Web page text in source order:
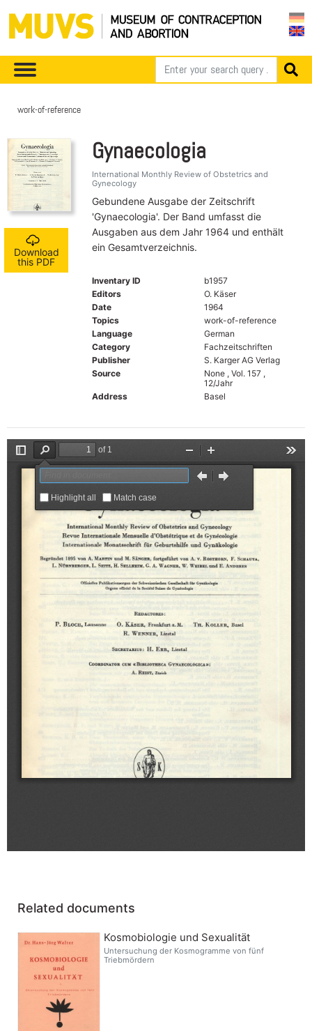
work-of-reference
Download
this PDF
Gynaecologia
International Monthly Review of Obstetrics and
Gynecology
Gebundene Ausgabe der Zeitschrift
'Gynaecologia'. Der Band umfasst die
Ausgaben aus dem Jahr 1964 und enthält
ein Gesamtverzeichnis.
Inventary ID
b1957
Editors
O. Käser
Date
1964
Topics
work-of-reference
Language
German
Category
Fachzeitschriften
Publisher
S. Karger AG Verlag
Source
None , Vol. 157 ,
12/Jahr
Address
Basel
Related documents
Kosmobiologie und Sexualität
Untersuchung der Kosmogramme von fünf
Triebmördern